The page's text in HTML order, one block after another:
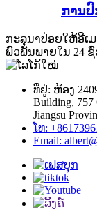
ການ
ກະ​ລຸ​ນາ​ປ່ອຍ​ໃຫ້​ອີ​ເ
ພົວ​ພັນ​ພາຍ​ໃນ 24 ຊົ່
ທີ່ຢູ່: ຫ້ອງ
Building, 757
Jiangsu
ໂທ:
Email: